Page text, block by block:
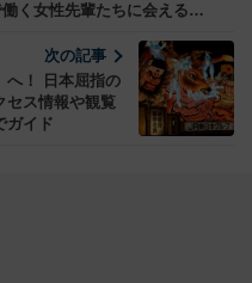
く女性先輩たちに会える聞
次の記事
へ！ 日本屈指の
セス情報や観覧
ガイド